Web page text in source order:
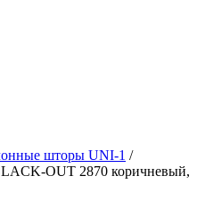
шторы UNI-1 /
OUT 2870 коричневый,